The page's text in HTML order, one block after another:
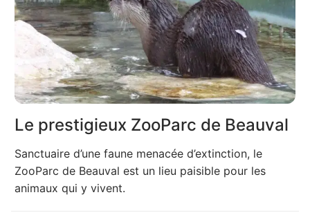
Le prestigieux ZooParc de Beauval
Sanctuaire d’une faune menacée d’extinction, le
ZooParc de Beauval est un lieu paisible pour les
animaux qui y vivent.